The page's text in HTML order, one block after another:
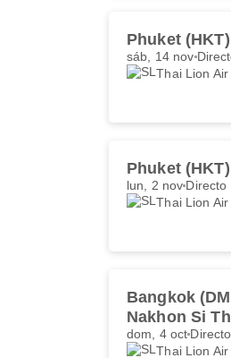
Phuket (HKT)
sáb, 14 nov
Thai Lion Air
Phuket (HKT)
lun, 2 nov Directo
Thai Lion Air
Bangkok
Nakhon Si
dom, 4 oct Directo
Thai Lion Air